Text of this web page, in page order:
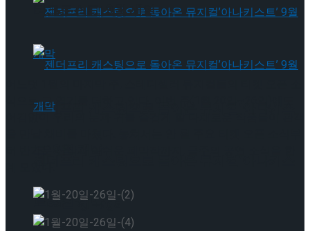
젠더프리 캐스팅으로 돌아온 뮤지컬’아나키스
Trending Tags
타크로스드’ 9월 재연
트’ 9월 개막
식으로 그 열기를 더하고 있다. 이번 주(1월 20일~26일)에도
어김없이 우리의 눈과 귀를 즐겁게 할 다채로운 작품들이 관객